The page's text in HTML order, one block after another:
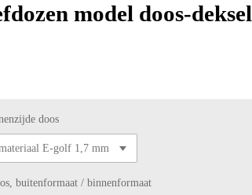
model doos-deksel
doos
buitenformaat / binnenformaat